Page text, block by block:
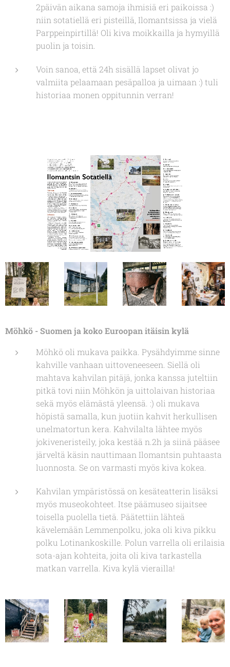
2päivän aikana samoja ihmisiä eri paikoissa :)
niin sotatiellä eri pisteillä, Ilomantsissa ja vielä
Parppeinpirtillä! Oli kiva moikkailla ja hymyillä
puolin ja toisin.
Voin sanoa, että 24h sisällä lapset olivat jo
valmiita pelaamaan pesäpalloa ja uimaan :) tuli
historiaa monen oppitunnin verran!
Möhkö - Suomen ja koko Euroopan itäisin kylä
Möhkö oli mukava paikka. Pysähdyimme sinne
kahville vanhaan uittoveneeseen. Siellä oli
mahtava kahvilan pitäjä, jonka kanssa juteltiin
pitkä tovi niin Möhkön ja uittolaivan historiaa
sekä myös elämästä yleensä. :) oli mukava
höpistä samalla, kun juotiin kahvit herkullisen
unelmatortun kera. Kahvilalta lähtee myös
jokiveneristeily, joka kestää n.2h ja siinä pääsee
järveltä käsin nauttimaan Ilomantsin puhtaasta
luonnosta. Se on varmasti myös kiva kokea.
Kahvilan ympäristössä on kesäteatterin lisäksi
myös museokohteet. Itse päämuseo sijaitsee
toisella puolella tietä. Päätettiin lähteä
kävelemään Lemmenpolku, joka oli kiva pikku
polku Lotinankoskille. Polun varrella oli erilaisia
sota-ajan kohteita, joita oli kiva tarkastella
matkan varrella. Kiva kylä vierailla!